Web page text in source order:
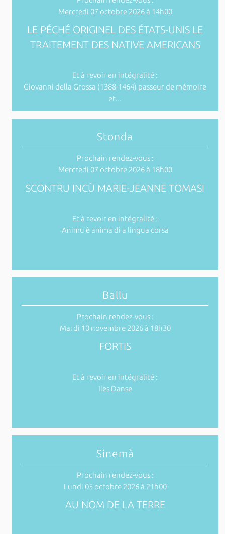
Mercredi 07 octobre 2026 à 14h00
LE PÉCHÉ ORIGINEL DES ÉTATS-UNIS LE
TRAITEMENT DES NATIVE AMERICANS
Et à revoir en intégralité :
Giovanni della Grossa (1388-1464) passeur de mémoire
et...
Stonda
Prochain rendez-vous :
Mercredi 07 octobre 2026 à 18h00
SCONTRU INCÙ MARIE-JEANNE TOMASI
Et à revoir en intégralité :
Animu è anima di a lingua corsa
Ballu
Prochain rendez-vous :
Mardi 10 novembre 2026 à 18h30
FORTIS
Et à revoir en intégralité :
Iles Danse
Sinemà
Prochain rendez-vous :
Lundi 05 octobre 2026 à 21h00
AU NOM DE LA TERRE